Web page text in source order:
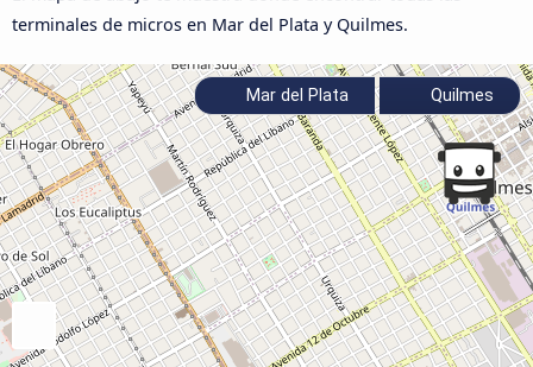
terminales de micros en Mar del Plata y Quilmes.
Mar del Plata Quilmes